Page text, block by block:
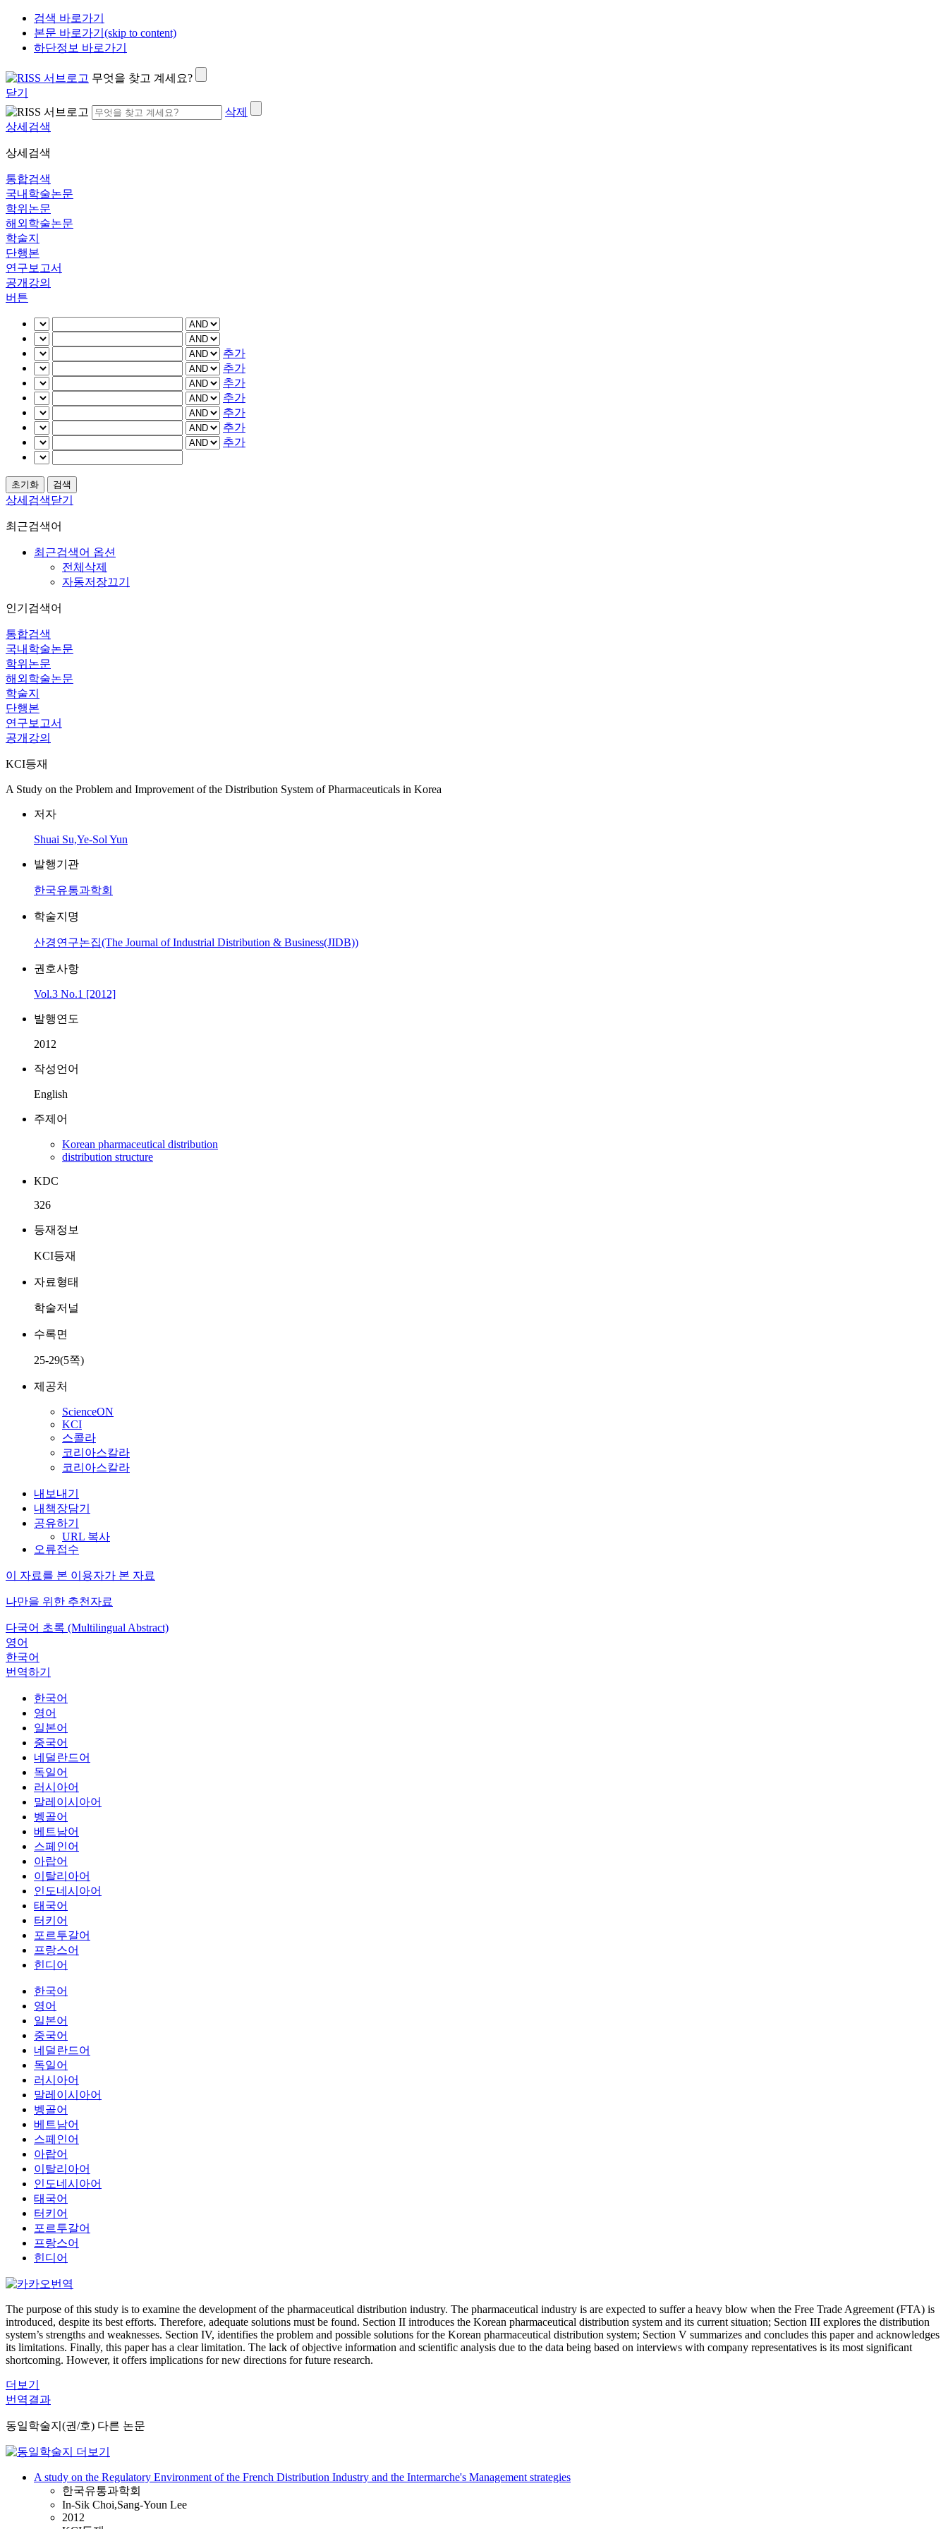
검색 바로가기
본문 바로가기(skip to content)
하단정보 바로가기
무엇을 찾고 계세요?
닫기
삭제
상세검색
상세검색
통합검색
국내학술논문
학위논문
해외학술논문
학술지
단행본
연구보고서
공개강의
버튼
추가
추가
추가
추가
추가
추가
추가
상세검색닫기
최근검색어
최근검색어 옵션
전체삭제
자동저장끄기
인기검색어
통합검색
국내학술논문
학위논문
해외학술논문
학술지
단행본
연구보고서
공개강의
KCI등재
A Study on the Problem and Improvement of the Distribution System of Pharmaceuticals in Korea
저자
Shuai Su,Ye-Sol Yun
발행기관
한국유통과학회
학술지명
산경연구논집(The Journal of Industrial Distribution & Business(JIDB))
권호사항
Vol.3 No.1 [2012]
발행연도
2012
작성언어
English
주제어
Korean pharmaceutical distribution
distribution structure
KDC
326
등재정보
KCI등재
자료형태
학술저널
수록면
25-29(5쪽)
제공처
ScienceON
KCI
스콜라
코리아스칼라
코리아스칼라
내보내기
내책장담기
공유하기
URL 복사
오류접수
이 자료를 본 이용자가 본 자료
나만을 위한 추천자료
다국어 초록 (Multilingual Abstract)
영어
한국어
번역하기
한국어
영어
일본어
중국어
네덜란드어
독일어
러시아어
말레이시아어
벵골어
베트남어
스페인어
아랍어
이탈리아어
인도네시아어
태국어
터키어
포르투갈어
프랑스어
힌디어
한국어
영어
일본어
중국어
네덜란드어
독일어
러시아어
말레이시아어
벵골어
베트남어
스페인어
아랍어
이탈리아어
인도네시아어
태국어
터키어
포르투갈어
프랑스어
힌디어
The purpose of this study is to examine the development of the pharmaceutical distribution industry. The pharmaceutical industry is are expected to suffer a heavy blow when the Free Trade Agreement (FTA) is
introduced, despite its best efforts. Therefore, adequate solutions must be found. Section II introduces the Korean pharmaceutical distribution system and its current situation; Section III explores the distribution
system’s strengths and weaknesses. Section IV, identifies the problem and possible solutions for the Korean pharmaceutical distribution system; Section V summarizes and concludes this paper and acknowledges
its limitations. Finally, this paper has a clear limitation. The lack of objective information and scientific analysis due to the data being based on interviews with company representatives is its most significant
shortcoming. However, it offers implications for new directions for future research.
더보기
번역결과
동일학술지(권/호) 다른 논문
A study on the Regulatory Environment of the French Distribution Industry and the Intermarche's Management strategies
한국유통과학회
In-Sik Choi,Sang-Youn Lee
2012